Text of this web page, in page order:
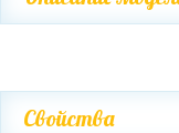
Свойства